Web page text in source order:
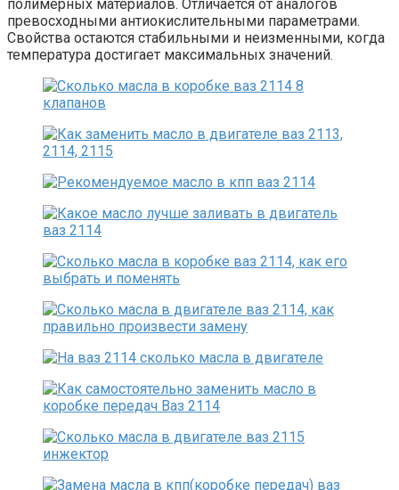
полимерных материалов. Отличается от аналогов
превосходными антиокислительными параметрами.
Свойства остаются стабильными и неизменными, когда
температура достигает максимальных значений.